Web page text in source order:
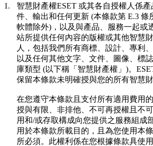
1. 智慧財產權ESET 或其各自授權人係
件、輸出和任何更新 (本條款第 E.3 條
軟體除外)，以及與產品、服務一起或
站所提供任何內容的版權或其他智慧
人，包括我們所有商標、設計、專利
以及任何其他文字、文件、圖像、標
庫類型 (以下稱「智慧財產權」)。
保留本條款未明確授與您的所有智慧財
在您遵守本條款且支付所有適用費用
授與有限、非排他、不可再授權且不
用和/或存取構成向您提供之服務組成
用於本條款所載目的，且為您使用本
所必須。此權利係在您根據條款具使